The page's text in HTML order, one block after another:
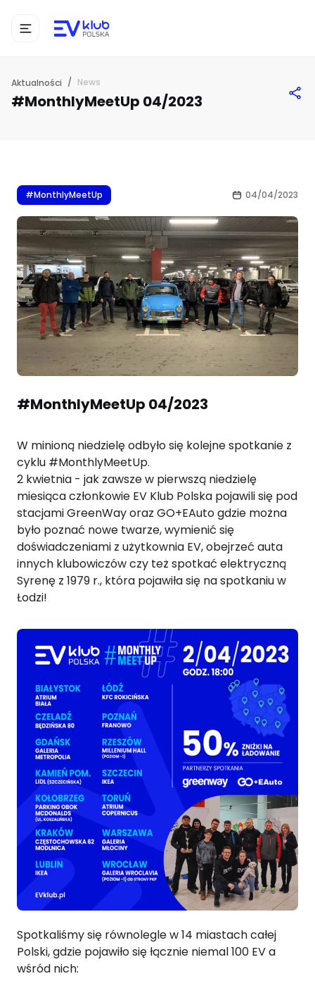
Aktualności / News
#MonthlyMeetUp 04/2023
#MonthlyMeetUp 04/04/2023
#MonthlyMeetUp 04/2023
W minioną niedzielę odbyło się kolejne spotkanie z
cyklu #MonthlyMeetUp.
2 kwietnia - jak zawsze w pierwszą niedzielę
miesiąca członkowie EV Klub Polska pojawili się pod
stacjami GreenWay oraz GO+EAuto gdzie można
było poznać nowe twarze, wymienić się
doświadczeniami z użytkownia EV, obejrzeć auta
innych klubowiczów czy też spotkać elektryczną
Syrenę z 1979 r., która pojawiła się na spotkaniu w
Łodzi!
Spotkaliśmy się równolegle w 14 miastach całej
Polski, gdzie pojawiło się łącznie niemal 100 EV a
wśród nich: